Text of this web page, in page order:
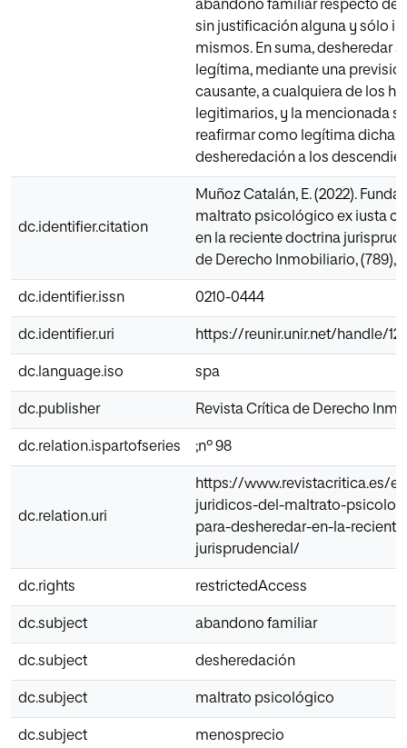
abandono familiar respecto de
sin justificación alguna y sólo
mismos. En suma, desheredar
legítima, mediante una
causante, a cualquiera de los
legitimarios, y la mencionada
reafirmar como legítima dicha
desheredación a los
dc.identifier.citation
Muñoz Catalán, E. (2022).
maltrato psicológico ex iusta
en la reciente doctrina
de Derecho Inmobiliario, (789),
dc.identifier.issn 0210-0444
dc.identifier.uri https://reunir.unir.net/handle/
dc.language.iso spa
dc.publisher Revista Crítica de Derecho
dc.relation.ispartofseries ;nº 98
dc.relation.uri
https://www.revistacritica.es/
juridicos-del-maltrato-
para-desheredar-en-la-
jurisprudencial/
dc.rights restrictedAccess
dc.subject abandono familiar
dc.subject desheredación
dc.subject maltrato psicológico
dc.subject menosprecio